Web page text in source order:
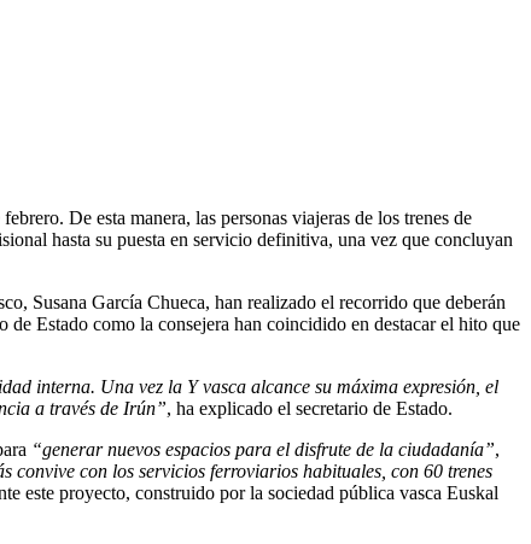
De esta manera, las personas viajeras de los trenes de
hasta su puesta en servicio definitiva, una vez que concluyan
Susana García Chueca, han realizado el recorrido que deberán
de Estado como la consejera han coincidido en destacar el hito que
interna. Una vez la Y vasca alcance su máxima expresión, el
a través de Irún”, ha explicado el secretario de Estado.
“generar nuevos espacios para el disfrute de la ciudadanía”,
convive con los servicios ferroviarios habituales, con 60 trenes
este proyecto, construido por la sociedad pública vasca Euskal